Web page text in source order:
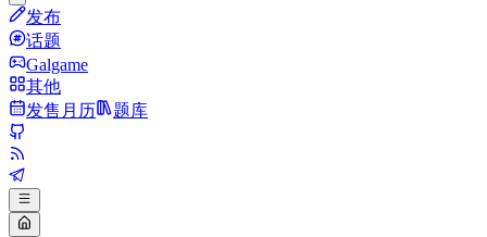
发布
话题
Galgame
其他
发售月历
题库